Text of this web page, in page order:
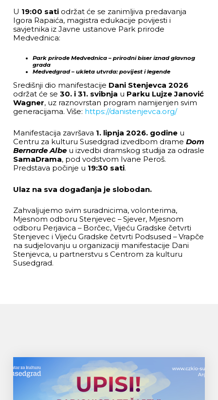
U 19:00 sati održat će se zanimljiva predavanja
Igora Rapaića, magistra edukacije povijesti i
savjetnika iz Javne ustanove Park prirode
Medvednica:
Park prirode Medvednica – prirodni biser iznad glavnog
grada
Medvedgrad – ukleta utvrda: povijest i legende
Središnji dio manifestacije Dani Stenjevca 2026
održat će se30. i 31. svibnja u Parku Lujze Janović
Wagner, uz raznovrstan program namijenjen svim
generacijama. Više: https://danistenjevca.org/
Manifestacija završava 1. lipnja 2026. godine u
Centru za kulturu Susedgrad izvedbom drameDom
Bernarde Albe u izvedbi dramskog studija za odrasle
SamaDrama, pod vodstvom Ivane Peroš.
Predstava počinje u 19:30 sati.
Ulaz na sva događanja je slobodan.
Zahvaljujemo svim suradnicima, volonterima,
Mjesnom odboru Stenjevec – Sjever, Mjesnom
odboru Perjavica – Borčec, Vijeću Gradske četvrti
Stenjevec i Vijeću Gradske četvrti Podsused – Vrapče
na sudjelovanju u organizaciji manifestacije Dani
Stenjevca, u partnerstvu s Centrom za kulturu
Susedgrad.